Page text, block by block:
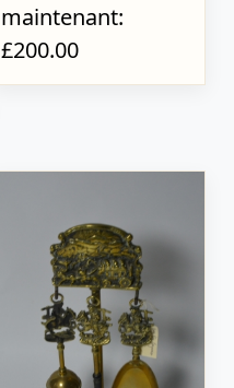
maintenant:
£200.00